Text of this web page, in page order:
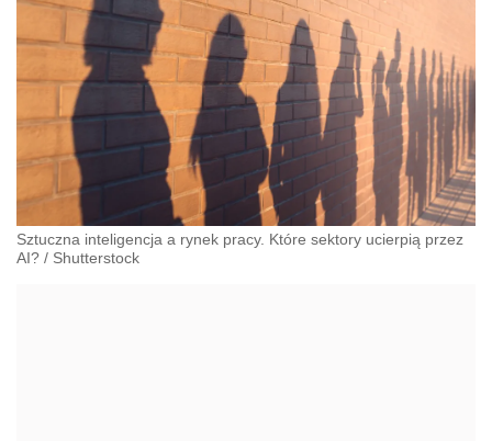
Sztuczna inteligencja a rynek pracy. Które sektory ucierpią przez
AI? / Shutterstock